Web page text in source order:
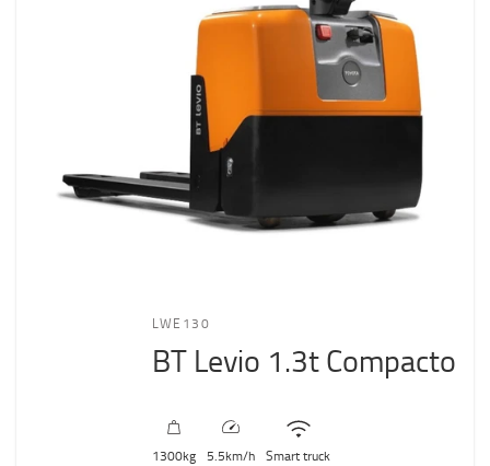
LWE130
BT Levio 1.3t Compacto
1300kg 5.5km/h Smart truck